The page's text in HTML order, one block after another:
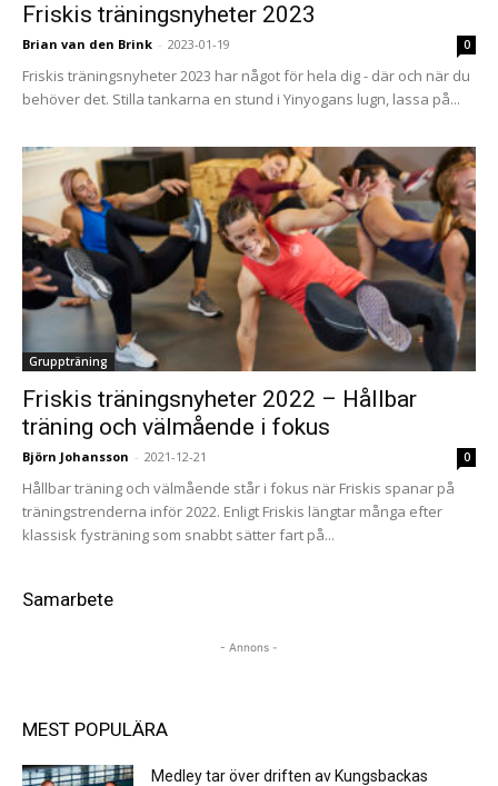
Friskis träningsnyheter 2023
Brian van den Brink - 2023-01-19 0
Friskis träningsnyheter 2023 har något för hela dig - där och när du
behöver det. Stilla tankarna en stund i Yinyogans lugn, lassa på...
Gruppträning
Friskis träningsnyheter 2022 – Hållbar
träning och välmående i fokus
Björn Johansson - 2021-12-21 0
Hållbar träning och välmående står i fokus när Friskis spanar på
träningstrenderna inför 2022. Enligt Friskis längtar många efter
klassisk fysträning som snabbt sätter fart på...
Samarbete
- Annons -
MEST POPULÄRA
Medley tar över driften av Kungsbackas